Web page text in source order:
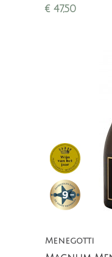
Finalewijn
€ 47,50
Menegotti